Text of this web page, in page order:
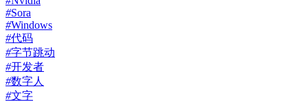
#Sora
#Windows
#代码
#字节跳动
#开发者
#数字人
#文字